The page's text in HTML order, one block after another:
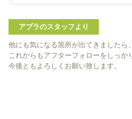
アプラのスタッフより
他にも気になる箇所が出てきましたら
これからもアフターフォローをしっか
今後ともよろしくお願い致します。